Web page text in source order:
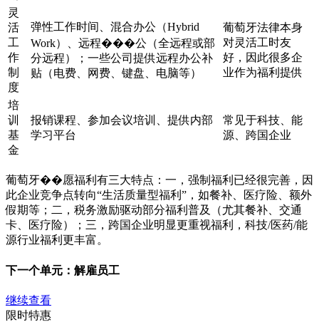
灵
活
工
作
制
度
弹性工作时间、混合办公（Hybrid
Work）、远程���公（全远程或部
分远程）；一些公司提供远程办公补
贴（电费、网费、键盘、电脑等）
葡萄牙法律本身
对灵活工时友
好，因此很多企
业作为福利提供
培
训
基
金
报销课程、参加会议培训、提供内部
学习平台
常见于科技、能
源、跨国企业
葡萄牙��愿福利有三大特点：一，强制福利已经很完善，因
此企业竞争点转向“生活质量型福利”，如餐补、医疗险、额外
假期等；二，税务激励驱动部分福利普及（尤其餐补、交通
卡、医疗险）；三，跨国企业明显更重视福利，科技/医药/能
源行业福利更丰富。
下一个单元： 解雇员工
继续查看
限时特惠